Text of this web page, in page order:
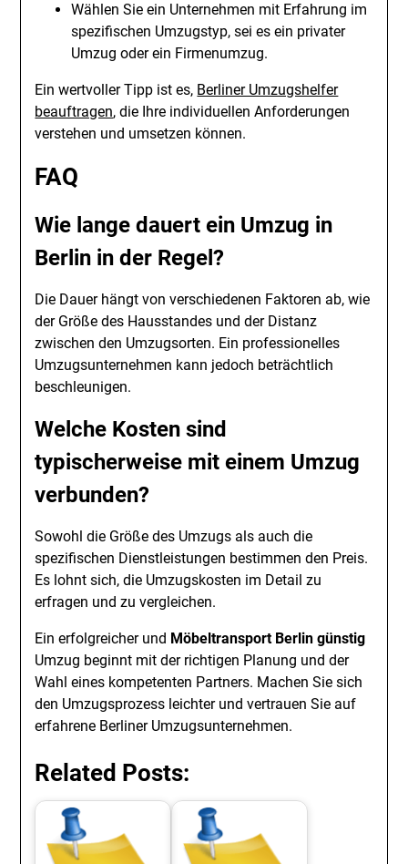
Wählen Sie ein Unternehmen mit Erfahrung im
spezifischen Umzugstyp, sei es ein privater
Umzug oder ein Firmenumzug.
Ein wertvoller Tipp ist es, Berliner Umzugshelfer
beauftragen, die Ihre individuellen Anforderungen
verstehen und umsetzen können.
FAQ
Wie lange dauert ein Umzug in
Berlin in der Regel?
Die Dauer hängt von verschiedenen Faktoren ab, wie
der Größe des Hausstandes und der Distanz
zwischen den Umzugsorten. Ein professionelles
Umzugsunternehmen kann jedoch beträchtlich
beschleunigen.
Welche Kosten sind
typischerweise mit einem Umzug
verbunden?
Sowohl die Größe des Umzugs als auch die
spezifischen Dienstleistungen bestimmen den Preis.
Es lohnt sich, die Umzugskosten im Detail zu
erfragen und zu vergleichen.
Ein erfolgreicher und Möbeltransport Berlin günstig
Umzug beginnt mit der richtigen Planung und der
Wahl eines kompetenten Partners. Machen Sie sich
den Umzugsprozess leichter und vertrauen Sie auf
erfahrene Berliner Umzugsunternehmen.
Related Posts: